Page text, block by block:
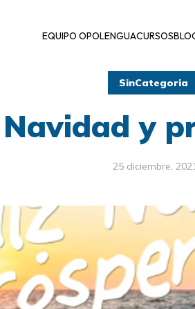
EQUIPO OPOLENGUACURSOS
SinCategoria
y
25 diciembre,